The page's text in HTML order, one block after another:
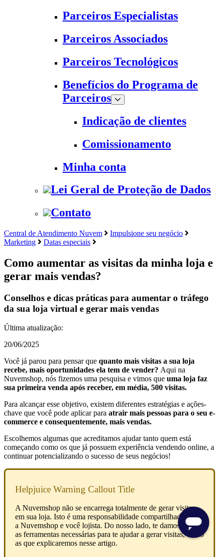
Parceiros Especialistas
Parceiros Associados
Parceiros Tecnológicos
Benefícios do Programa de
Parceiros
Indicação de clientes
Comissionamento
Minha conta
Lei Geral de Proteção de Dados
Contato
Central de Atendimento Nuvem
Impulsione seu negócio
Marketing
Datas especiais
Como aumentar as visitas da minha loja e
gerar mais vendas?
Conselhos e dicas práticas para aumentar o tráfego
da sua loja virtual e gerar mais vendas
Última atualização:
20/06/2025
Você já parou para pensar que quanto mais visitas a sua loja
recebe, mais oportunidades ela tem de vender? Aqui na
Nuvemshop, nós fizemos uma pesquisa e vimos que uma loja faz
sua primeira venda após receber, em média, 500 visitas.
Para alcançar esse objetivo, existem diferentes estratégias e ações-
chave que você pode aplicar para atrair mais pessoas para o seu e-
commerce e consequentemente, mais vendas.
Escolhemos algumas que acreditamos ajudar tanto quem está
começando como os que já possuem experiência vendendo online, a
continuar potencializando o sucesso de seus negócios!
Helpjuice Warning Callout Title
A Nuvemshop não se encarrega totalmente de gerar visitas
em sua loja. Isto é uma responsabilidade compartilhada entre
a Nuvemshop e você lojista. Do nosso lado, te damos todas
as ferramentas necessárias para te ajudar a gerar visitas, como
as que explicaremos nesse artigo.